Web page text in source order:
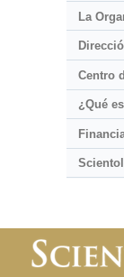
La
Centro
¿Qué